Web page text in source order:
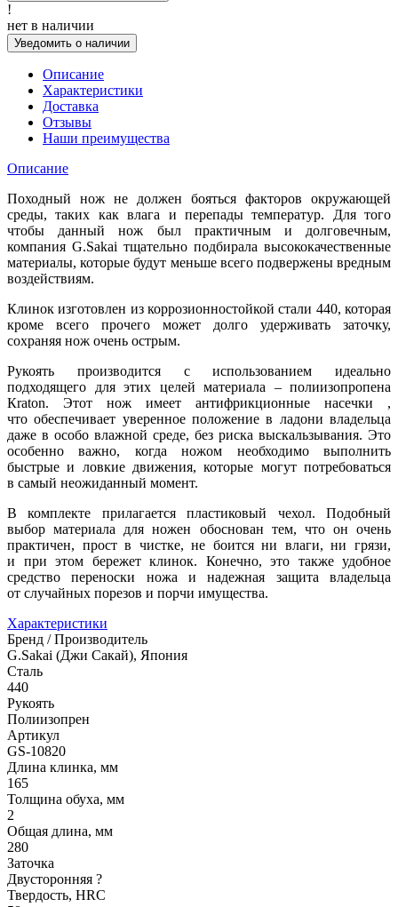
!
нет в наличии
Уведомить о наличии
Описание
Характеристики
Доставка
Отзывы
Наши преимущества
Описание
Походный нож не должен бояться факторов окружающей
среды, таких как влага и перепады температур. Для того
чтобы данный нож был практичным и долговечным,
компания G.Sakai тщательно подбирала высококачественные
материалы, которые будут меньше всего подвержены вредным
воздействиям.
Клинок изготовлен из коррозионностойкой стали 440, которая
кроме всего прочего может долго удерживать заточку,
сохраняя нож очень острым.
Рукоять производится с использованием идеально
подходящего для этих целей материала – полиизопропена
Кraton. Этот нож имеет антифрикционные насечки ,
что обеспечивает уверенное положение в ладони владельца
даже в особо влажной среде, без риска выскальзывания. Это
особенно важно, когда ножом необходимо выполнить
быстрые и ловкие движения, которые могут потребоваться
в самый неожиданный момент.
В комплекте прилагается пластиковый чехол. Подобный
выбор материала для ножен обоснован тем, что он очень
практичен, прост в чистке, не боится ни влаги, ни грязи,
и при этом бережет клинок. Конечно, это также удобное
средство переноски ножа и надежная защита владельца
от случайных порезов и порчи имущества.
Характеристики
Бренд / Производитель
G.Sakai (Джи Сакай), Япония
Сталь
440
Рукоять
Полиизопрен
Артикул
GS-10820
Длина клинка, мм
165
Толщина обуха, мм
2
Общая длина, мм
280
Заточка
Двусторонняя ?
Твердость, HRC